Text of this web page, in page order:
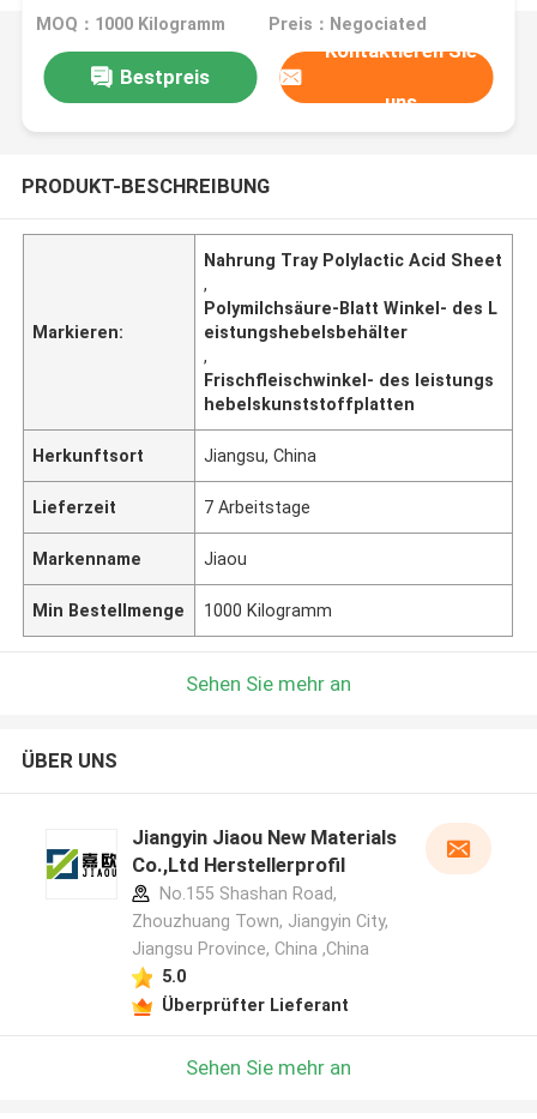
Leistungshebelsbehälter
MOQ：1000 Kilogramm Preis：Negociated
Bestpreis
Kontaktieren Sie
uns
PRODUKT-BESCHREIBUNG
Markieren:
Nahrung Tray Polylactic Acid Sheet
,
Polymilchsäure-Blatt Winkel- des L
eistungshebelsbehälter
,
Frischfleischwinkel- des leistungs
hebelskunststoffplatten
Herkunftsort Jiangsu, China
Lieferzeit 7 Arbeitstage
Markenname Jiaou
Min Bestellmenge 1000 Kilogramm
Sehen Sie mehr an
ÜBER UNS
Jiangyin Jiaou New Materials
Co.,Ltd Herstellerprofil
No.155 Shashan Road,
Zhouzhuang Town, Jiangyin City,
Jiangsu Province, China ,China
5.0
Überprüfter Lieferant
Sehen Sie mehr an